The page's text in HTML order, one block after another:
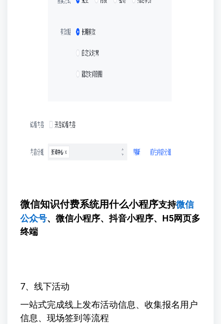
微信知识付费系统用什么小程序支持微信
公众号、微信小程序、抖音小程序、H5网页多
终端
7、线下活动
一站式完成线上发布活动信息、收集报名用户
信息、现场签到等流程